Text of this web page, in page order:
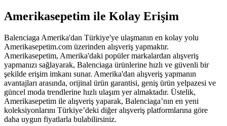
Amerikasepetim ile Kolay Erişim
Balenciaga Amerika'dan Türkiye'ye ulaşmanın en kolay yolu
Amerikasepetim.com üzerinden alışveriş yapmaktır.
Amerikasepetim, Amerika'daki popüler markalardan alışveriş
yapmanızı sağlayarak, Balenciaga ürünlerine hızlı ve güvenli bir
şekilde erişim imkanı sunar. Amerika'dan alışveriş yapmanın
avantajları arasında, orijinal ürün garantisi, geniş ürün yelpazesi ve
güncel moda trendlerine hızlı ulaşım yer almaktadır. Üstelik,
Amerikasepetim ile alışveriş yaparak, Balenciaga’nın en yeni
koleksiyonlarını Türkiye’deki diğer alışveriş platformlarına göre
daha uygun fiyatlarla bulabilirsiniz.